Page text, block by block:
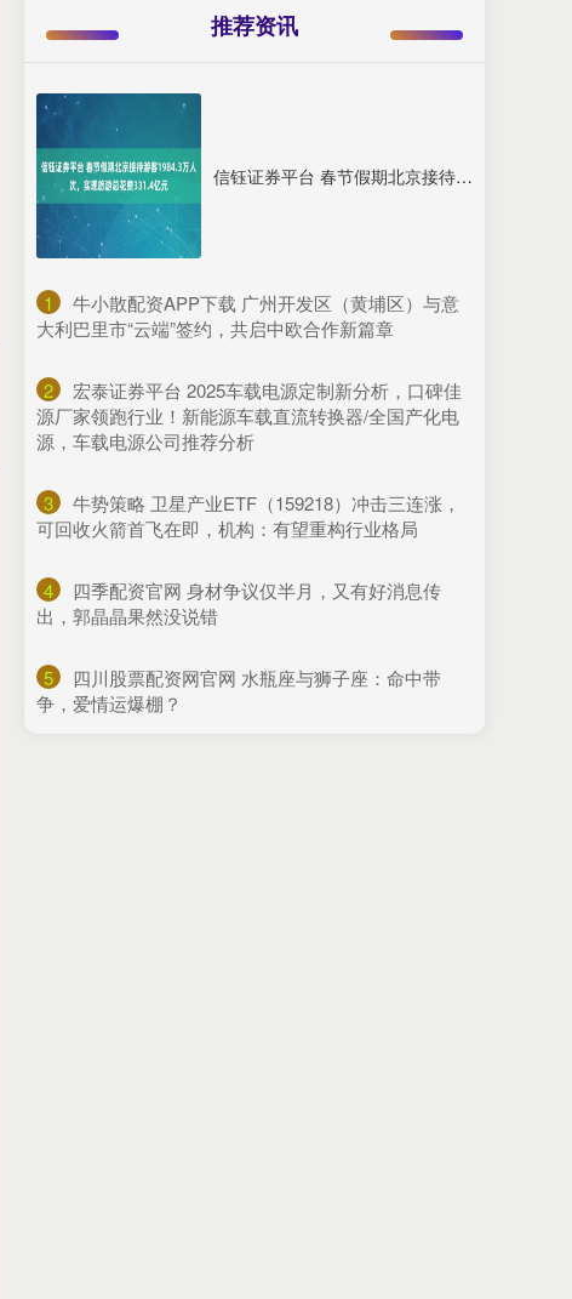
推荐资讯
信钰证券平台 春节假期北京接待游客1984.3万人次，实现旅游总花费331.4亿元
1
​牛小散配资APP下载 广州开发区（黄埔区）与意
大利巴里市“云端”签约，共启中欧合作新篇章
2
​宏泰证券平台 2025车载电源定制新分析，口碑佳
源厂家领跑行业！新能源车载直流转换器/全国产化电
源，车载电源公司推荐分析
3
​牛势策略 卫星产业ETF（159218）冲击三连涨，
可回收火箭首飞在即，机构：有望重构行业格局
4
​四季配资官网 身材争议仅半月，又有好消息传
出，郭晶晶果然没说错
5
​四川股票配资网官网 水瓶座与狮子座：命中带
争，爱情运爆棚？